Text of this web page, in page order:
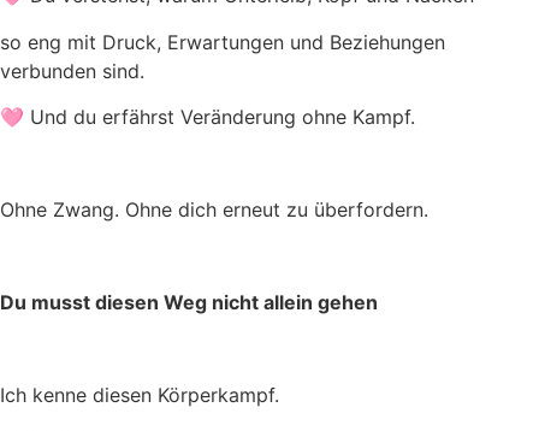
so eng mit Druck, Erwartungen und Beziehungen
verbunden sind.
🩷 Und du erfährst Veränderung ohne Kampf.
Ohne Zwang. Ohne dich erneut zu überfordern.
Du musst diesen Weg nicht allein gehen
Ich kenne diesen Körperkampf.